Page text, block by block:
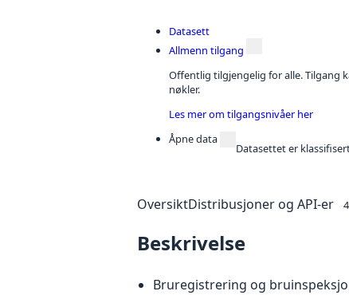
Datasett
Allmenn tilgang
Offentlig tilgjengelig for alle. Tilgang
nøkler.
Les mer om tilgangsnivåer her
Åpne data
Datasettet er
OversiktDistribusjoner og API-er 4
Beskrivelse
Bruregistrering og